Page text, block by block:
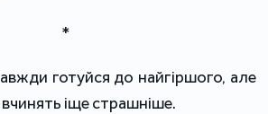
*
готуйся до найгіршого, але
іще страшніше.